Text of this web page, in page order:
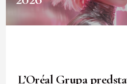
L’Oréal Grupa